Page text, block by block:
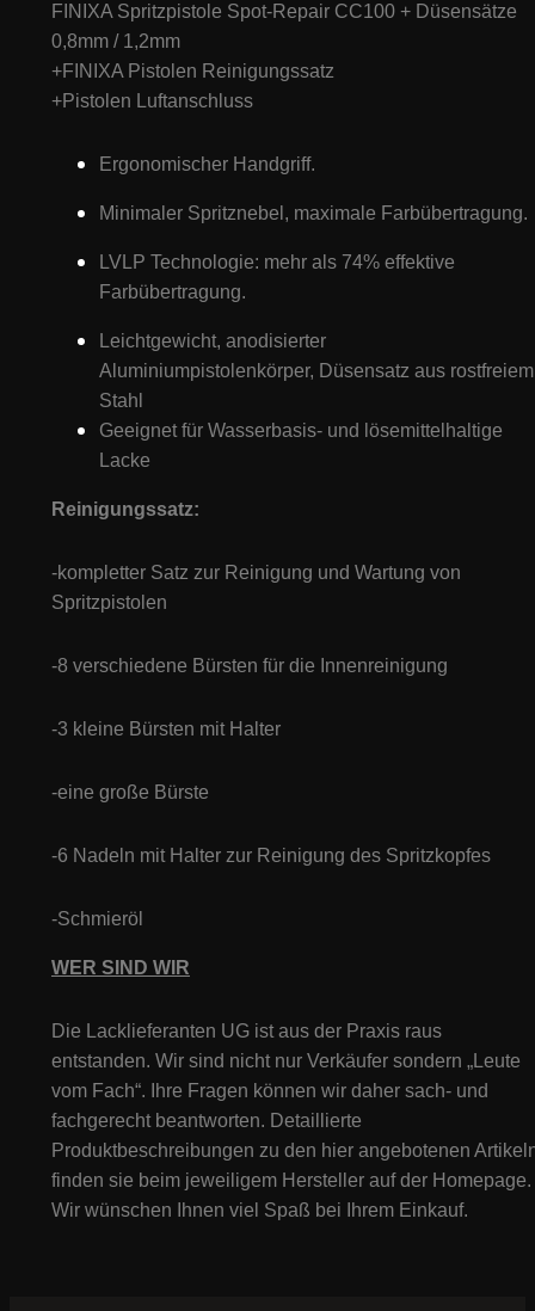
Luftanschluss
Menge
FINIXA Spritzpistole Spot-Repair CC100 + Düsensätze
0,8mm / 1,2mm
+FINIXA Pistolen Reinigungssatz
+Pistolen Luftanschluss
Ergonomischer Handgriff.
Minimaler Spritznebel, maximale Farbübertragung.
LVLP Technologie: mehr als 74% effektive
Farbübertragung.
Leichtgewicht, anodisierter
Aluminiumpistolenkörper, Düsensatz aus rostfreiem
Stahl
Geeignet für Wasserbasis- und lösemittelhaltige
Lacke
Reinigungssatz:
-kompletter Satz zur Reinigung und Wartung von
Spritzpistolen
-8 verschiedene Bürsten für die Innenreinigung
-3 kleine Bürsten mit Halter
-eine große Bürste
-6 Nadeln mit Halter zur Reinigung des Spritzkopfes
-Schmieröl
WER SIND WIR
Die Lacklieferanten UG ist aus der Praxis raus
entstanden. Wir sind nicht nur Verkäufer sondern „Leute
vom Fach“. Ihre Fragen können wir daher sach- und
fachgerecht beantworten. Detaillierte
Produktbeschreibungen zu den hier angebotenen
finden sie beim jeweiligem Hersteller auf der Homepage.
Wir wünschen Ihnen viel Spaß bei Ihrem Einkauf.